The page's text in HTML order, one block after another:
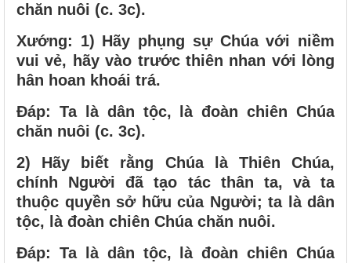
chăn nuôi (c. 3c).
Xướng: 1) Hãy phụng sự Chúa với niềm
vui vẻ, hãy vào trước thiên nhan với lòng
hân hoan khoái trá.
Ðáp: Ta là dân tộc, là đoàn chiên Chúa
chăn nuôi (c. 3c).
2) Hãy biết rằng Chúa là Thiên Chúa,
chính Người đã tạo tác thân ta, và ta
thuộc quyền sở hữu của Người; ta là dân
tộc, là đoàn chiên Chúa chăn nuôi.
Ðáp: Ta là dân tộc, là đoàn chiên Chúa